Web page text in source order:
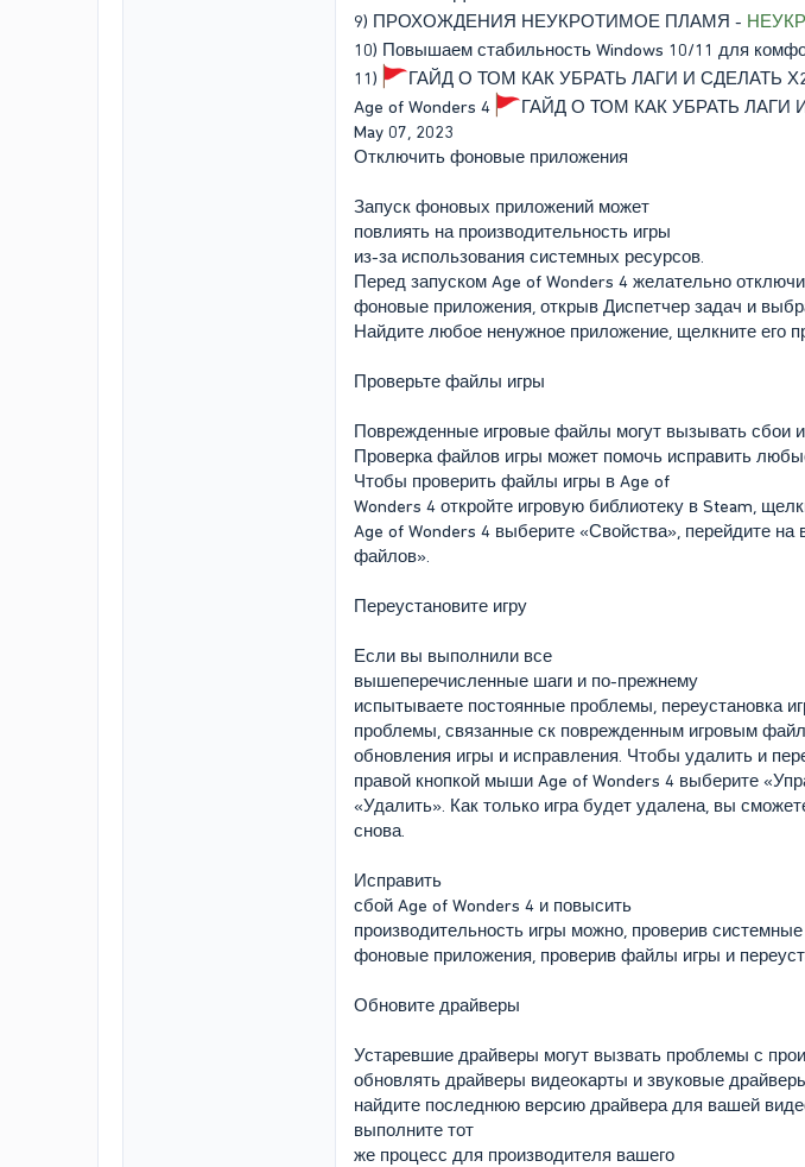
9) ПРОХОЖДЕНИЯ НЕУКРОТИМОЕ ПЛАМЯ -
10) Повышаем стабильность Windows 10/11 для
11)
ГАЙД О ТОМ КАК УБРАТЬ ЛАГИ И СДЕЛАТЬ
Age of Wonders 4
ГАЙД О ТОМ КАК УБРАТЬ
May 07, 2023
Отключить фоновые приложения
Запуск фоновых приложений может
повлиять на производительность игры
из-за использования системных ресурсов.
Перед запуском Age of Wonders 4 желательно
фоновые приложения, открыв Диспетчер задач и
Найдите любое ненужное приложение, щелкните его
Проверьте файлы игры
Поврежденные игровые файлы могут вызывать сбои
Проверка файлов игры может помочь исправить
Чтобы проверить файлы игры в Age of
Wonders 4 откройте игровую библиотеку в Steam,
Age of Wonders 4 выберите «Свойства», перейдите
файлов».
Переустановите игру
Если вы выполнили все
вышеперечисленные шаги и по-прежнему
испытываете постоянные проблемы, переустановка
проблемы, связанные ск поврежденным игровым
обновления игры и исправления. Чтобы удалить и
правой кнопкой мыши Age of Wonders 4 выберите
«Удалить». Как только игра будет удалена, вы
снова.
Исправить
сбой Age of Wonders 4 и повысить
производительность игры можно, проверив
фоновые приложения, проверив файлы игры и
Обновите драйверы
Устаревшие драйверы могут вызвать проблемы с
обновлять драйверы видеокарты и звуковые
найдите последнюю версию драйвера для вашей
выполните тот
же процесс для производителя вашего